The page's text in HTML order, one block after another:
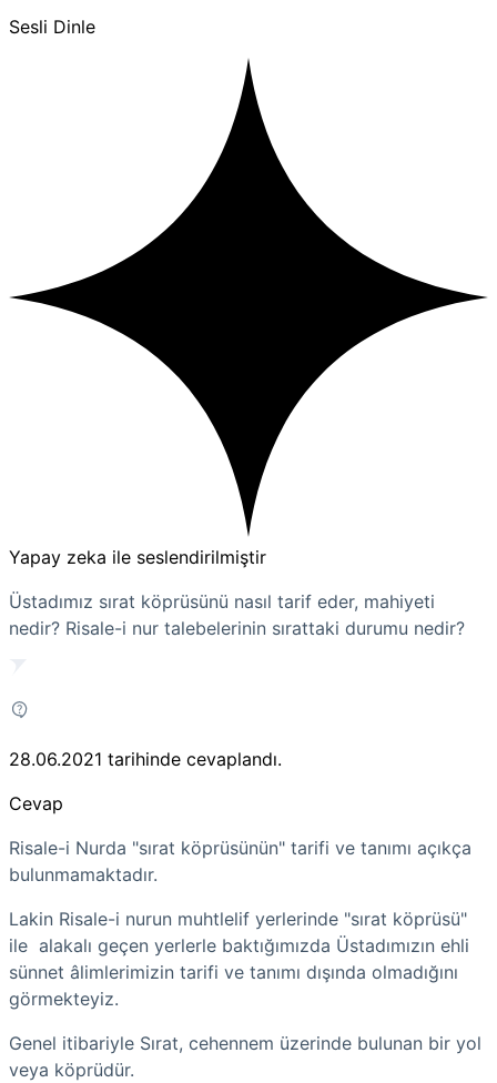
Sesli Dinle
Yapay zeka ile seslendirilmiştir
Üstadımız sırat köprüsünü nasıl tarif eder, mahiyeti
nedir? Risale-i nur talebelerinin sırattaki durumu nedir?
28.06.2021 tarihinde cevaplandı.
Cevap
Risale-i Nurda "sırat köprüsünün" tarifi ve tanımı açıkça
bulunmamaktadır.
Lakin Risale-i nurun muhtlelif yerlerinde "sırat köprüsü"
ile alakalı geçen yerlerle baktığımızda Üstadımızın ehli
sünnet âlimlerimizin tarifi ve tanımı dışında olmadığını
görmekteyiz.
Genel itibariyle Sırat, cehennem üzerinde bulunan bir yol
veya köprüdür.